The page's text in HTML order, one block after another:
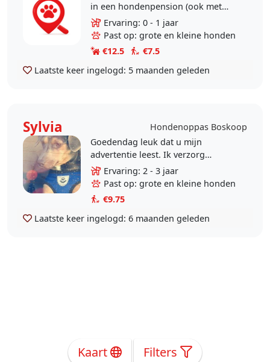
in een hondenpension (ook met
buitenlandse honden) maar ik zoek
er nog iets bij voor de vrije dagen
ik ben zeker..
Ervaring: 0 - 1 jaar
Past op: grote en kleine honden
€12.5
€7.5
Laatste keer ingelogd: 5 maanden geleden
Sylvia
Hondenoppas Boskoop
Goedendag leuk dat u mijn
advertentie leest. Ik verzorg
individuele wandelingen met uw
hond. Ik doe dit inmiddels "alweer"
2jr en met veel..
Ervaring: 2 - 3 jaar
Past op: grote en kleine honden
€9.75
Laatste keer ingelogd: 6 maanden geleden
Kaart Filters